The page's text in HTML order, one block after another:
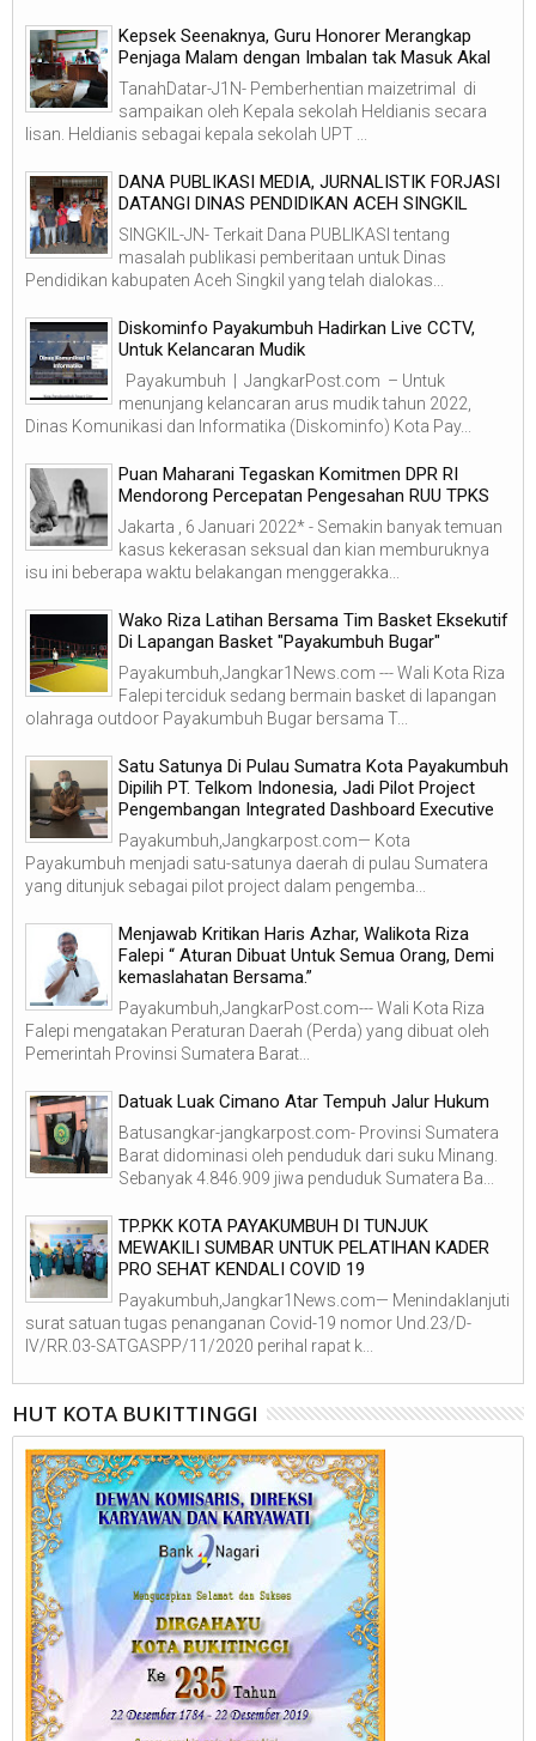
Kepsek Seenaknya, Guru Honorer Merangkap
Penjaga Malam dengan Imbalan tak Masuk Akal
TanahDatar-J1N- Pemberhentian maizetrimal di
sampaikan oleh Kepala sekolah Heldianis secara
lisan. Heldianis sebagai kepala sekolah UPT ...
DANA PUBLIKASI MEDIA, JURNALISTIK FORJASI
DATANGI DINAS PENDIDIKAN ACEH SINGKIL
SINGKIL-JN- Terkait Dana PUBLIKASI tentang
masalah publikasi pemberitaan untuk Dinas
Pendidikan kabupaten Aceh Singkil yang telah dialokas...
Diskominfo Payakumbuh Hadirkan Live CCTV,
Untuk Kelancaran Mudik
Payakumbuh | JangkarPost.com – Untuk
menunjang kelancaran arus mudik tahun 2022,
Dinas Komunikasi dan Informatika (Diskominfo) Kota Pay...
Puan Maharani Tegaskan Komitmen DPR RI
Mendorong Percepatan Pengesahan RUU TPKS
Jakarta , 6 Januari 2022* - Semakin banyak temuan
kasus kekerasan seksual dan kian memburuknya
isu ini beberapa waktu belakangan menggerakka...
Wako Riza Latihan Bersama Tim Basket Eksekutif
Di Lapangan Basket "Payakumbuh Bugar"
Payakumbuh,Jangkar1News.com --- Wali Kota Riza
Falepi terciduk sedang bermain basket di lapangan
olahraga outdoor Payakumbuh Bugar bersama T...
Satu Satunya Di Pulau Sumatra Kota Payakumbuh
Dipilih PT. Telkom Indonesia, Jadi Pilot Project
Pengembangan Integrated Dashboard Executive
Payakumbuh,Jangkarpost.com— Kota
Payakumbuh menjadi satu-satunya daerah di pulau Sumatera
yang ditunjuk sebagai pilot project dalam pengemba...
Menjawab Kritikan Haris Azhar, Walikota Riza
Falepi “ Aturan Dibuat Untuk Semua Orang, Demi
kemaslahatan Bersama.”
Payakumbuh,JangkarPost.com--- Wali Kota Riza
Falepi mengatakan Peraturan Daerah (Perda) yang dibuat oleh
Pemerintah Provinsi Sumatera Barat...
Datuak Luak Cimano Atar Tempuh Jalur Hukum
Batusangkar-jangkarpost.com- Provinsi Sumatera
Barat didominasi oleh penduduk dari suku Minang.
Sebanyak 4.846.909 jiwa penduduk Sumatera Ba...
TP.PKK KOTA PAYAKUMBUH DI TUNJUK
MEWAKILI SUMBAR UNTUK PELATIHAN KADER
PRO SEHAT KENDALI COVID 19
Payakumbuh,Jangkar1News.com— Menindaklanjuti
surat satuan tugas penanganan Covid-19 nomor Und.23/D-
IV/RR.03-SATGASPP/11/2020 perihal rapat k...
HUT KOTA BUKITTINGGI